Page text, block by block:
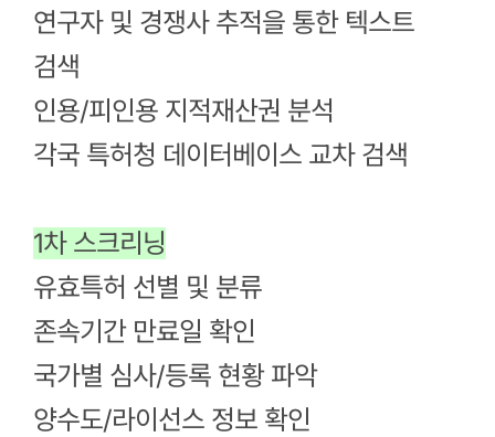
연구자 및 경쟁사 추적을 통한 텍스트
검색
인용/피인용 지적재산권 분석
각국 특허청 데이터베이스 교차 검색
1차 스크리닝
유효특허 선별 및 분류
존속기간 만료일 확인
국가별 심사/등록 현황 파악
양수도/라이선스 정보 확인